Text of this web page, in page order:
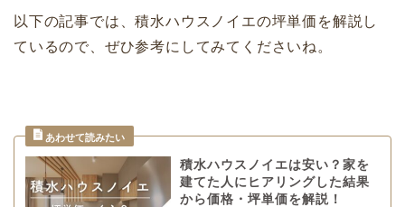
以下の記事では、積水ハウスノイエの坪単価を解説し
ているので、ぜひ参考にしてみてくださいね。
積水ハウスノイエは安い？家を
建てた人にヒアリングした結果
から価格・坪単価を解説！